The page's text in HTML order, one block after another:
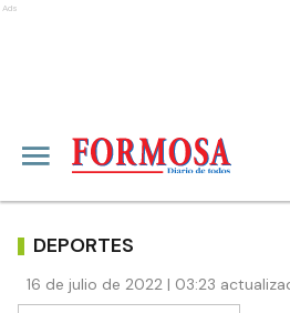
Ads
DEPORTES
16 de julio de 2022 | 03:23